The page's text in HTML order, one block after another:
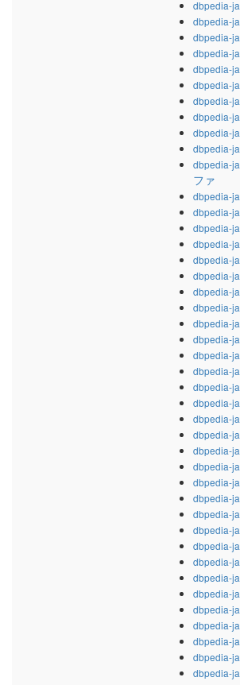
dbpedia-ja
dbpedia-ja
dbpedia-ja
dbpedia-ja
dbpedia-ja
dbpedia-ja
dbpedia-ja
dbpedia-ja
dbpedia-ja
dbpedia-ja
dbpedia-ja
ファ
dbpedia-ja
dbpedia-ja
dbpedia-ja
dbpedia-ja
dbpedia-ja
dbpedia-ja
dbpedia-ja
dbpedia-ja
dbpedia-ja
dbpedia-ja
dbpedia-ja
dbpedia-ja
dbpedia-ja
dbpedia-ja
dbpedia-ja
dbpedia-ja
dbpedia-ja
dbpedia-ja
dbpedia-ja
dbpedia-ja
dbpedia-ja
dbpedia-ja
dbpedia-ja
dbpedia-ja
dbpedia-ja
dbpedia-ja
dbpedia-ja
dbpedia-ja
dbpedia-ja
dbpedia-ja
dbpedia-ja